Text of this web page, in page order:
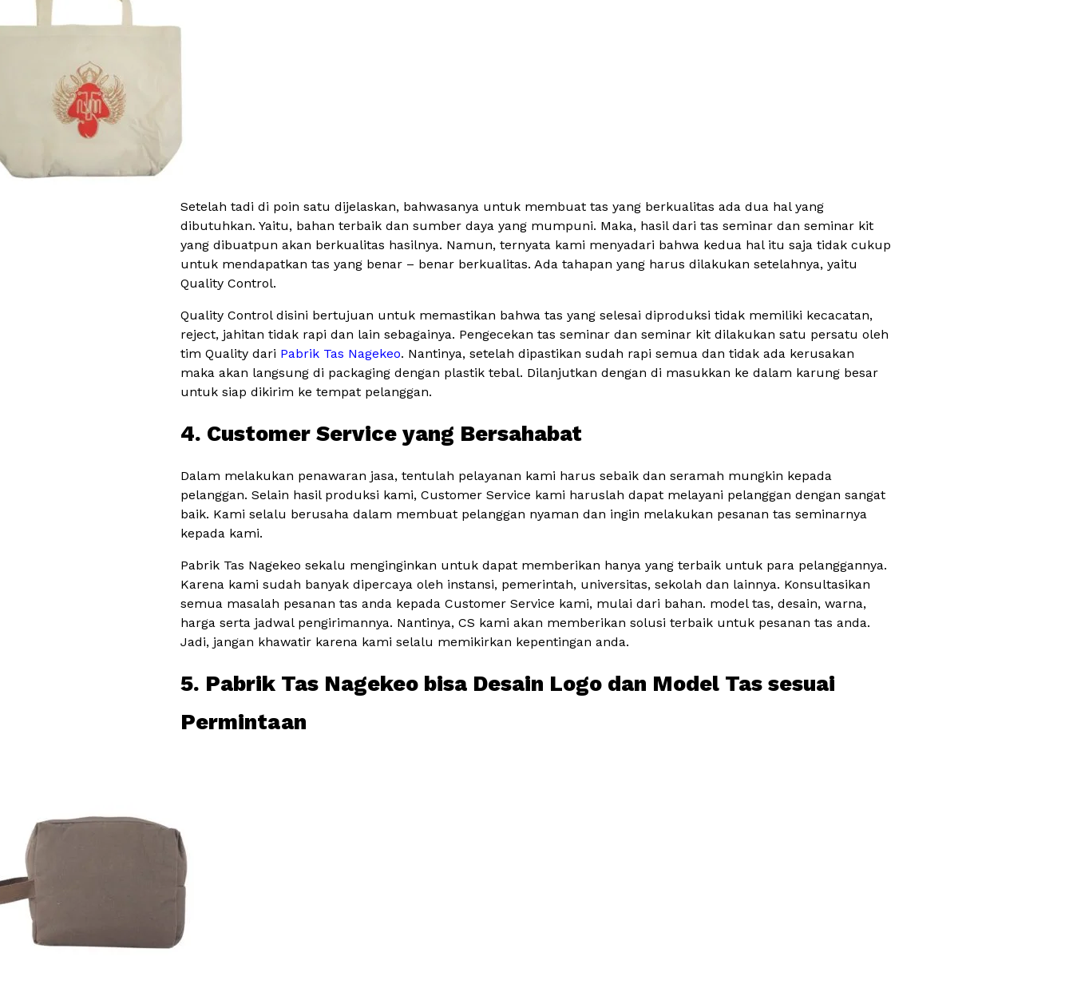
Setelah tadi di poin satu dijelaskan, bahwasanya untuk membuat tas yang berkualitas ada dua hal yang
dibutuhkan. Yaitu, bahan terbaik dan sumber daya yang mumpuni. Maka, hasil dari tas seminar dan seminar kit
yang dibuatpun akan berkualitas hasilnya. Namun, ternyata kami menyadari bahwa kedua hal itu saja tidak cukup
untuk mendapatkan tas yang benar – benar berkualitas. Ada tahapan yang harus dilakukan setelahnya, yaitu
Quality Control.
Quality Control disini bertujuan untuk memastikan bahwa tas yang selesai diproduksi tidak memiliki kecacatan,
reject, jahitan tidak rapi dan lain sebagainya. Pengecekan tas seminar dan seminar kit dilakukan satu persatu oleh
tim Quality dari Pabrik Tas Nagekeo. Nantinya, setelah dipastikan sudah rapi semua dan tidak ada kerusakan
maka akan langsung di packaging dengan plastik tebal. Dilanjutkan dengan di masukkan ke dalam karung besar
untuk siap dikirim ke tempat pelanggan.
4. Customer Service yang Bersahabat
Dalam melakukan penawaran jasa, tentulah pelayanan kami harus sebaik dan seramah mungkin kepada
pelanggan. Selain hasil produksi kami, Customer Service kami haruslah dapat melayani pelanggan dengan sangat
baik. Kami selalu berusaha dalam membuat pelanggan nyaman dan ingin melakukan pesanan tas seminarnya
kepada kami.
Pabrik Tas Nagekeo sekalu menginginkan untuk dapat memberikan hanya yang terbaik untuk para pelanggannya.
Karena kami sudah banyak dipercaya oleh instansi, pemerintah, universitas, sekolah dan lainnya. Konsultasikan
semua masalah pesanan tas anda kepada Customer Service kami, mulai dari bahan. model tas, desain, warna,
harga serta jadwal pengirimannya. Nantinya, CS kami akan memberikan solusi terbaik untuk pesanan tas anda.
Jadi, jangan khawatir karena kami selalu memikirkan kepentingan anda.
5. Pabrik Tas Nagekeo bisa Desain Logo dan Model Tas sesuai
Permintaan